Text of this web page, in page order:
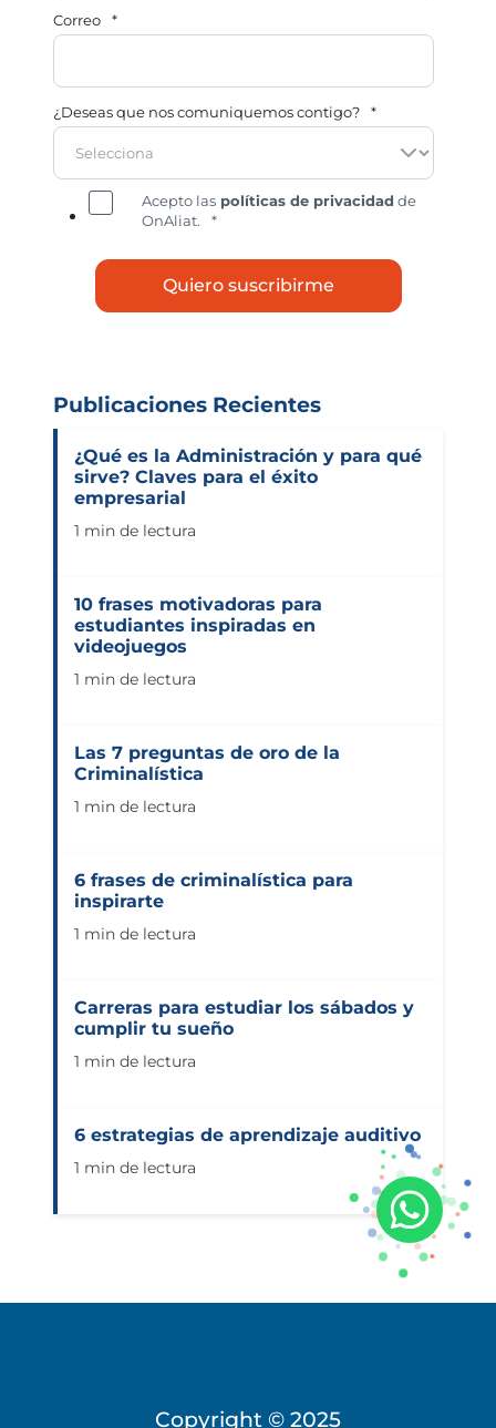
Correo *
¿Deseas que nos comuniquemos contigo? *
Acepto las políticas de privacidad de
OnAliat.
*
Publicaciones Recientes
¿Qué es la Administración y para qué
sirve? Claves para el éxito
empresarial
1 min de lectura
10 frases motivadoras para
estudiantes inspiradas en
videojuegos
1 min de lectura
Las 7 preguntas de oro de la
Criminalística
1 min de lectura
6 frases de criminalística para
inspirarte
1 min de lectura
Carreras para estudiar los sábados y
cumplir tu sueño
1 min de lectura
6 estrategias de aprendizaje auditivo
1 min de lectura
Copyright © 2025